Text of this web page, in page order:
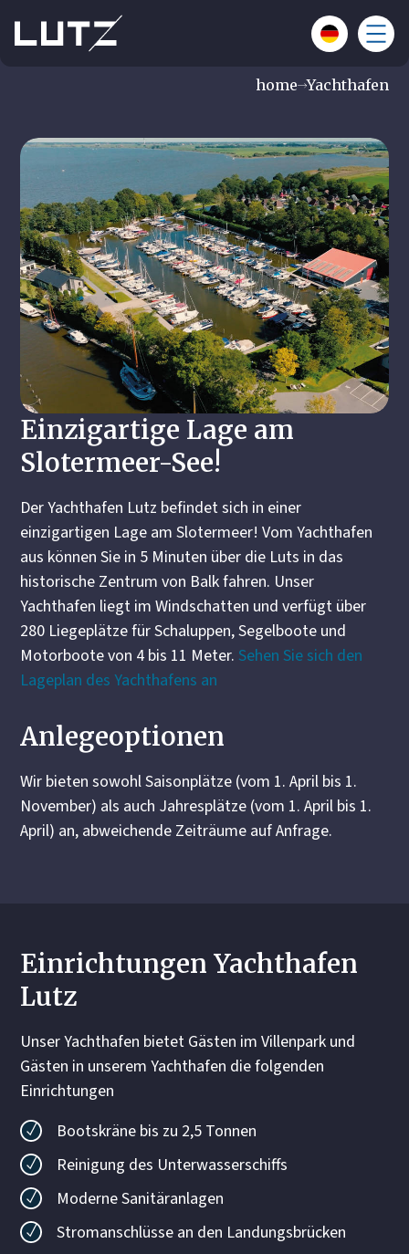
home Yachthafen
Einzigartige Lage am
Slotermeer-See!
Der Yachthafen Lutz befindet sich in einer
einzigartigen Lage am Slotermeer! Vom Yachthafen
aus können Sie in 5 Minuten über die Luts in das
historische Zentrum von Balk fahren. Unser
Yachthafen liegt im Windschatten und verfügt über
280 Liegeplätze für Schaluppen, Segelboote und
Motorboote von 4 bis 11 Meter. Sehen Sie sich den
Lageplan des Yachthafens an
Anlegeoptionen
Wir bieten sowohl Saisonplätze (vom 1. April bis 1.
November) als auch Jahresplätze (vom 1. April bis 1.
April) an, abweichende Zeiträume auf Anfrage.
Einrichtungen Yachthafen
Lutz
Unser Yachthafen bietet Gästen im Villenpark und
Gästen in unserem Yachthafen die folgenden
Einrichtungen
Bootskräne bis zu 2,5 Tonnen
Reinigung des Unterwasserschiffs
Moderne Sanitäranlagen
Stromanschlüsse an den Landungsbrücken